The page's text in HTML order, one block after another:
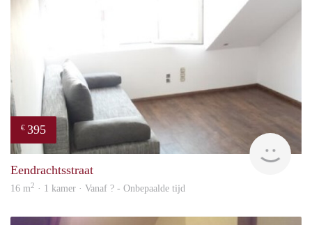
€ 395
Eendrachtsstraat
16 m2 · 1 kamer · Vanaf ? - Onbepaalde tijd